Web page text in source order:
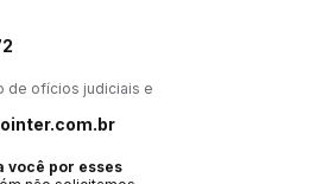
de ofícios judiciais e
você por esses